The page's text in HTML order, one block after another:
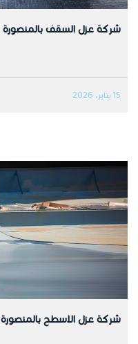
شركة عزل السقف بالمنصورة
15 يناير، 2026
شركة عزل الاسطح بالمنصورة